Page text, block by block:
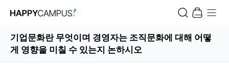
기업문화란 무엇이며 경영자는 조직문화에 대해 어떻
게 영향을 미칠 수 있는지 논하시오